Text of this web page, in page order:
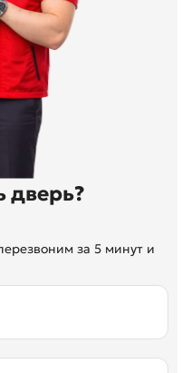
дверь?
за 5 минут и